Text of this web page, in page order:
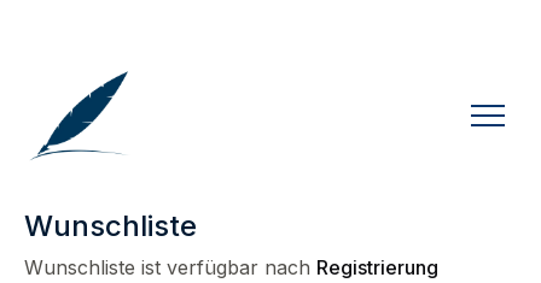
Wunschliste
Wunschliste ist verfügbar nach Registrierung